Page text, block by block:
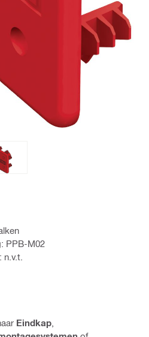
PPB-M02
Eindkap